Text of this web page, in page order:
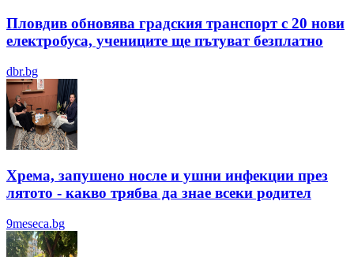
Пловдив обновява градския транспорт с 20 нови
електробуса, учениците ще пътуват безплатно
dbr.bg
Хрема, запушено носле и ушни инфекции през
лятотo - какво трябва да знае всеки родител
9meseca.bg